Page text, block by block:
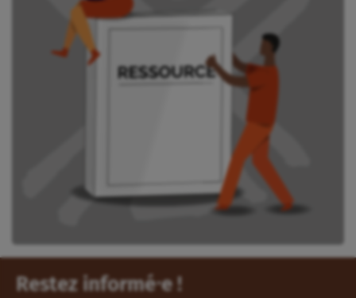
Restez informé⸱e !